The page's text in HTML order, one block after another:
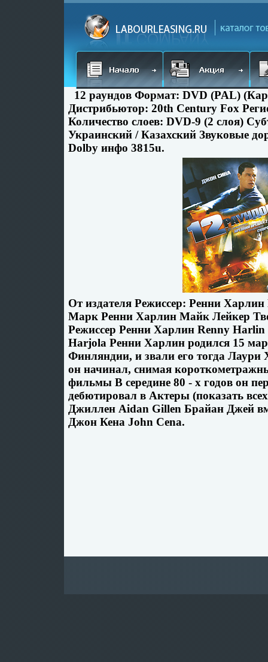
12 раундов Формат: DVD (PAL)
Дистрибьютор: 20th Century Fox
Количество слоев: DVD-9 (2 слоя)
Украинский / Казахский Звуковые
Dolby инфо 3815u.
От издателя Режиссер: Ренни
Марк Ренни Харлин Майк Лейкер
Режиссер Ренни Харлин Renny
Harjola Ренни Харлин родился 15
Финляндии, и звали его тогда
он начинал, снимая
фильмы В середине 80 - х годов он
дебютировал в Актеры (показать
Джиллен Aidan Gillen Брайан Джей
Джон Кена John Cena.